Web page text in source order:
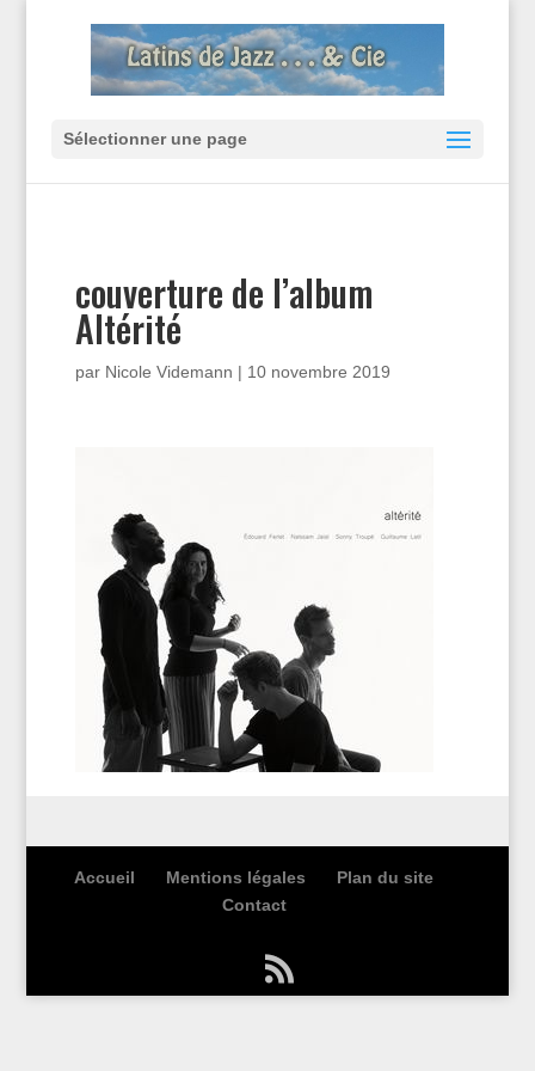
Sélectionner une page
couverture de l’album
Altérité
par Nicole Videmann | 10 novembre 2019
Accueil Mentions légales
Plan du site
Contact